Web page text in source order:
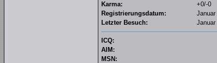
Karma:
+0/-0
Registrierungsdatum:
Letzter Besuch:
ICQ:
AIM:
MSN: